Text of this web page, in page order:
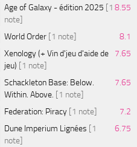
Age of Galaxy - édition 2025 [1
note]
8.55
World Order [1 note]
8.1
Xenology (+ Vin d'jeu d'aide de
jeu) [1 note]
7.65
Schackleton Base: Below.
Within. Above. [1 note]
7.65
Federation: Piracy [1 note]
7.2
Dune Imperium Lignées [1
note]
6.75